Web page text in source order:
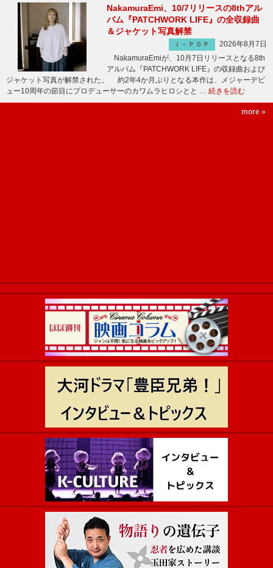
NakamuraEmi、10/7リリースの8thアル
バム『PATCHWORK LIFE』の全収録曲
＆ジャケット写真解禁
Ｊ－ＰＯＰ
2026年8月7日
NakamuraEmiが、10月7日リリースとなる8th
アルバム『PATCHWORK LIFE』の収録曲および
ジャケット写真が解禁された。 約2年4か月ぶりとなる本作は、メジャーデビ
ュー10周年の節目にプロデューサーのカワムラヒロシとと … 続きを読む
more »